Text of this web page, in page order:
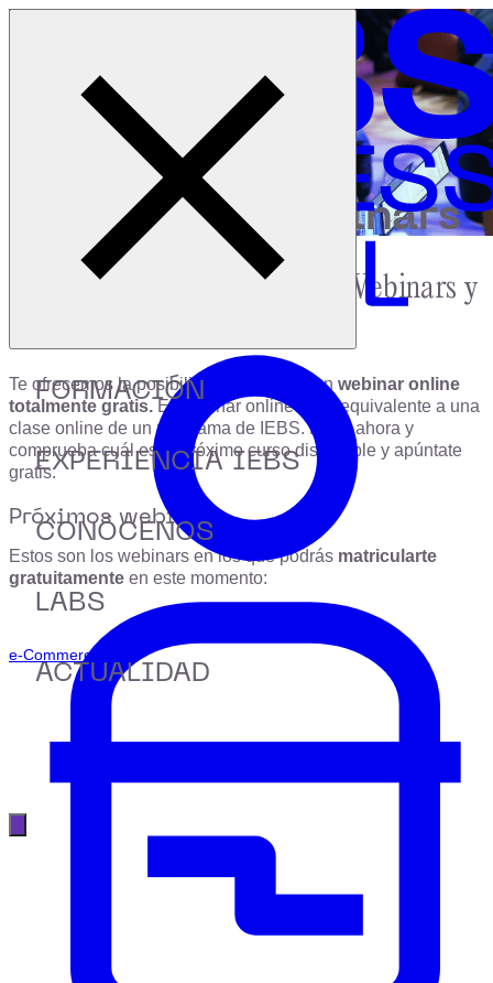
FORMACIÓN
EXPERIENCIA IEBS
CONÓCENOS
LABS
ACTUALIDAD
Inicio
Programas
Webinars
PRÓXIMOS webinars
Apúntate a uno de nuestros Webinars y
Te ofrecemos la posibilidad de realizar un webinar online
totalmente gratis. El webinar online es el equivalente a una
clase online de un programa de IEBS. Entra ahora y
comprueba cuál es el próximo curso disponible y apúntate
gratis.
Próximos webinars
Estos son los webinars en los que podrás matricularte
gratuitamente en este momento:
e-Commerce